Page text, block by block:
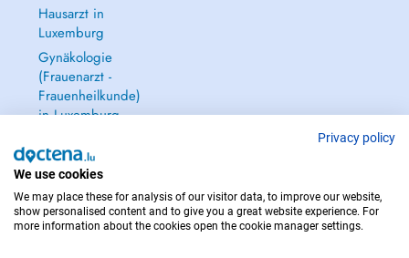
Hausarzt in
Luxemburg
Gynäkologie
(Frauenarzt -
Frauenheilkunde)
in Luxemburg
IM NOTFALL WENDEN SIE SICH AN : 112
Privacy policy
We use cookies
We may place these for analysis of our visitor data, to improve our website,
show personalised content and to give you a great website experience. For
more information about the cookies open the cookie manager settings.